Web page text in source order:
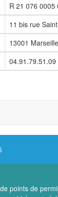
R 21 076 0005
11 bis rue
13001 Marseille
04.91.79.51.09
points de